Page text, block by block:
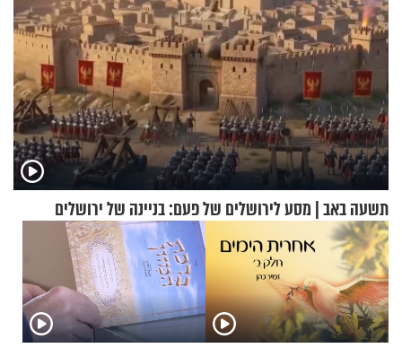
תשעה באב | מסע לירושלים של פעם: בניינה של ירושלים